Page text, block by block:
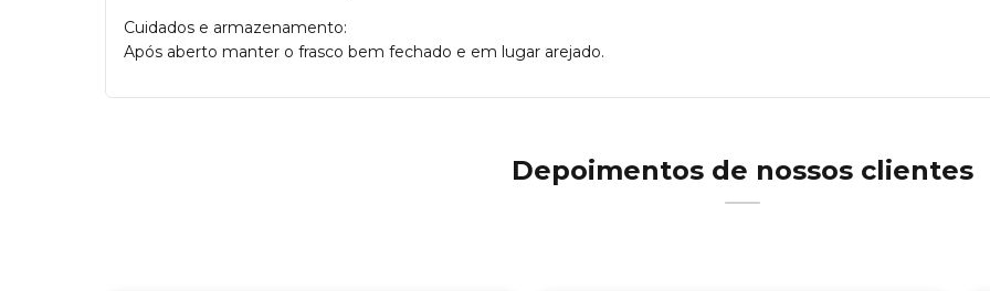
Cuidados e armazenamento:
Após aberto manter o frasco bem fechado e em lugar arejado.
Depoimentos de nossos clientes